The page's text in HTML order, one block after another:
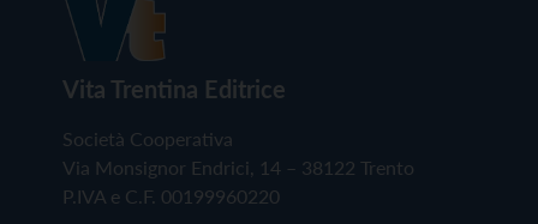
Vita Trentina Editrice
Società Cooperativa
Via Monsignor Endrici, 14 – 38122 Trento
P.IVA e C.F. 00199960220